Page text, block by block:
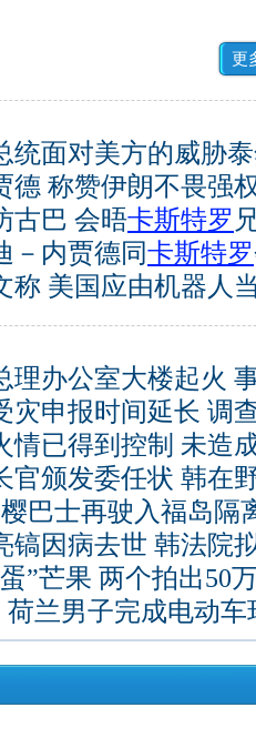
更
统面对美方的威胁
德 称赞伊朗不畏强
古巴 会晤卡斯特罗
－内贾德同卡斯特罗
称 美国应由机器人
理办公室大楼起火
灾申报时间延长 调
情已得到控制 未造
官颁发委任状 韩在
巴士再驶入福岛隔
镐因病去世 韩法院
”芒果 两个拍出50
荷兰男子完成电动车